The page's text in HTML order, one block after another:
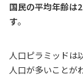
国民の平均年齢は
す。
人口ピラミッドは
人口が多いことが